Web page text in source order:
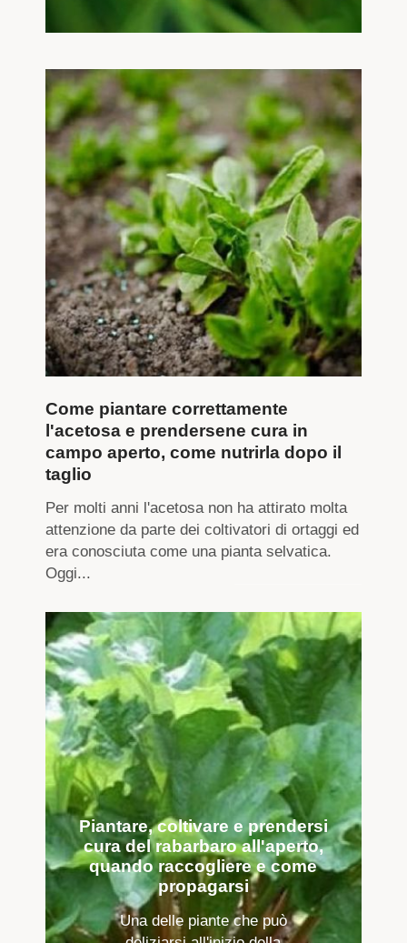
Come piantare correttamente
l'acetosa e prendersene cura in
campo aperto, come nutrirla dopo il
taglio
Per molti anni l'acetosa non ha attirato molta
attenzione da parte dei coltivatori di ortaggi ed
era conosciuta come una pianta selvatica.
Oggi...
Piantare, coltivare e prendersi
cura del rabarbaro all'aperto,
quando raccogliere e come
propagarsi
Una delle piante che può